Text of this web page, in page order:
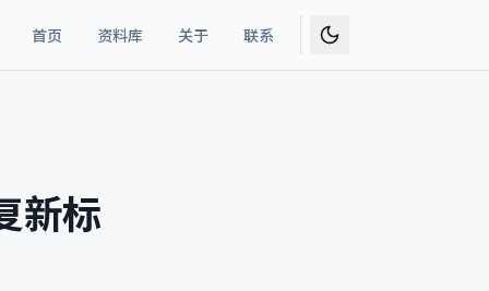
首页 资料库 关于 联系
新标